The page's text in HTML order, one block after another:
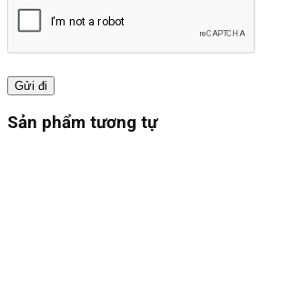
Sản phẩm tương tự